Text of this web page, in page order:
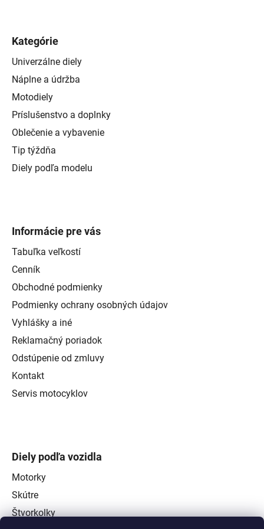
Kategórie
Univerzálne diely
Náplne a údržba
Motodiely
Príslušenstvo a doplnky
Oblečenie a vybavenie
Tip týždňa
Diely podľa modelu
Informácie pre vás
Tabuľka veľkostí
Cenník
Obchodné podmienky
Podmienky ochrany osobných údajov
Vyhlášky a iné
Reklamačný poriadok
Odstúpenie od zmluvy
Kontakt
Servis motocyklov
Diely podľa vozidla
Motorky
Skútre
Štvorkolky